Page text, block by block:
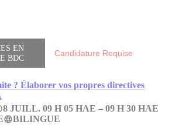
EN
BDC
Candidature Requise
? Élaborer vos propres directives
8 JUILL. 09 H 05 HAE – 09 H 30 HAE
languageBILINGUE